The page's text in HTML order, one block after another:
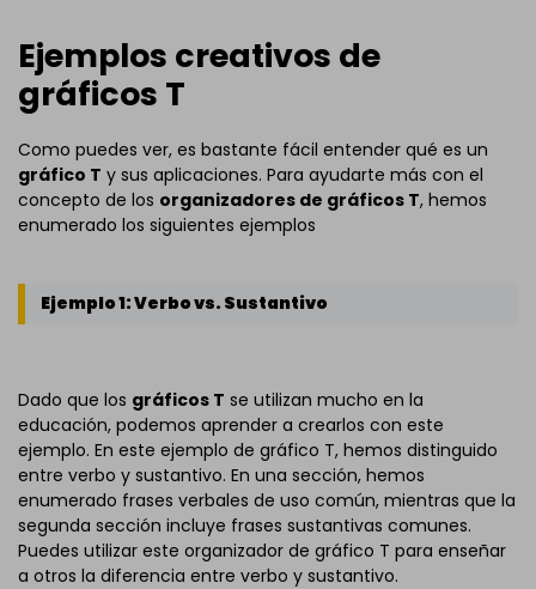
Ejemplos creativos de
gráficos T
Como puedes ver, es bastante fácil entender qué es un
gráfico T y sus aplicaciones. Para ayudarte más con el
concepto de los organizadores de gráficos T, hemos
enumerado los siguientes ejemplos
Ejemplo 1: Verbo vs. Sustantivo
Dado que los gráficos T se utilizan mucho en la
educación, podemos aprender a crearlos con este
ejemplo. En este ejemplo de gráfico T, hemos distinguido
entre verbo y sustantivo. En una sección, hemos
enumerado frases verbales de uso común, mientras que la
segunda sección incluye frases sustantivas comunes.
Puedes utilizar este organizador de gráfico T para enseñar
a otros la diferencia entre verbo y sustantivo.